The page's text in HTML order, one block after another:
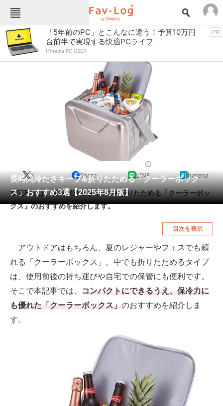
Fav-Logカテゴリー一覧
TOP アウトドア用品
インテリア・収納 おもちゃ・ホビー
キッチン家電
ゲーム
スイーツ・お菓子
スマホ・携帯電話
ファッション
ペット 家電
工具・DIY 本・DVD・CD
釣り具・釣り用品 食品・飲料・お酒
食器・グラス・カトラリー
メディア
スマホと通信の最新トレンド
進化するPCとデバイスの未来
「5年前のPC」とこんなに違う！予算10万円
台前半で実現する快適PCライフ
ITmedia PC USER
PR
長時間冷たさキープ&折りたためる「クーラーボック
ス」おすすめ3選【2025年8月版】
X Share LINE hatena
本記事では、長時間冷たさキープ&折りたためる「クーラーボッ
クス」のおすすめを紹介します。
目次を表示
アウトドアはもちろん、夏のレジャーやフェスでも頼
れる「クーラーボックス」。中でも折りたためるタイプ
は、使用前後の持ち運びや自宅での保管にも便利です。
そこで本記事では、 コンパクトにできるうえ、保冷力に
も優れた「クーラーボックス」のおすすめを紹介しま
す。